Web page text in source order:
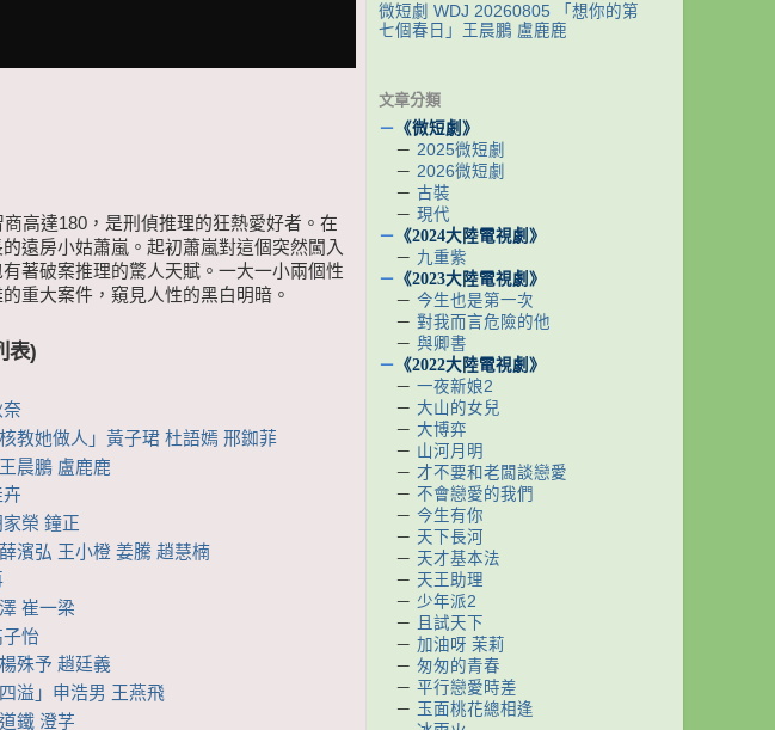
高達180，是刑偵推理的狂熱愛好者。在
遠房小姑蕭嵐。起初蕭嵐對這個突然闖入
著破案推理的驚人天賦。一大一小兩個性
重大案件，窺見人性的黑白明暗。
表)
奈
教她做人」黃子珺 杜語嫣 邢銣菲
晨鵬 盧鹿鹿
榮 鐘正
濱弘 王小橙 姜騰 趙慧楠
崔一梁
怡
殊予 趙廷義
溢」申浩男 王燕飛
鐵 澄芓
微短劇 WDJ 20260805 「想你的第
七個春日」王晨鵬 盧鹿鹿
文章分類
－ 《微短劇》
－ 2025微短劇
－ 2026微短劇
－ 古裝
－ 現代
－ 《2024大陸電視劇》
－ 九重紫
－ 《2023大陸電視劇》
－ 今生也是第一次
－ 對我而言危險的他
－ 與卿書
－ 《2022大陸電視劇》
－ 一夜新娘2
－ 大山的女兒
－ 大博弈
－ 山河月明
－ 才不要和老闆談戀愛
－ 不會戀愛的我們
－ 今生有你
－ 天下長河
－ 天才基本法
－ 天王助理
－ 少年派2
－ 且試天下
－ 加油呀 茉莉
－ 匆匆的青春
－ 平行戀愛時差
－ 玉面桃花總相逢